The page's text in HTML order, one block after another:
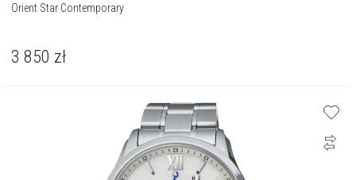
Orient Star Contemporary
3 850 zł